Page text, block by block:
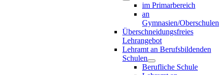
im Primarbereich
an
Gymnasien/Oberschulen
Überschneidungsfreies
Lehrangebot
Lehramt an Berufsbildenden
Schulen
Berufliche Schule